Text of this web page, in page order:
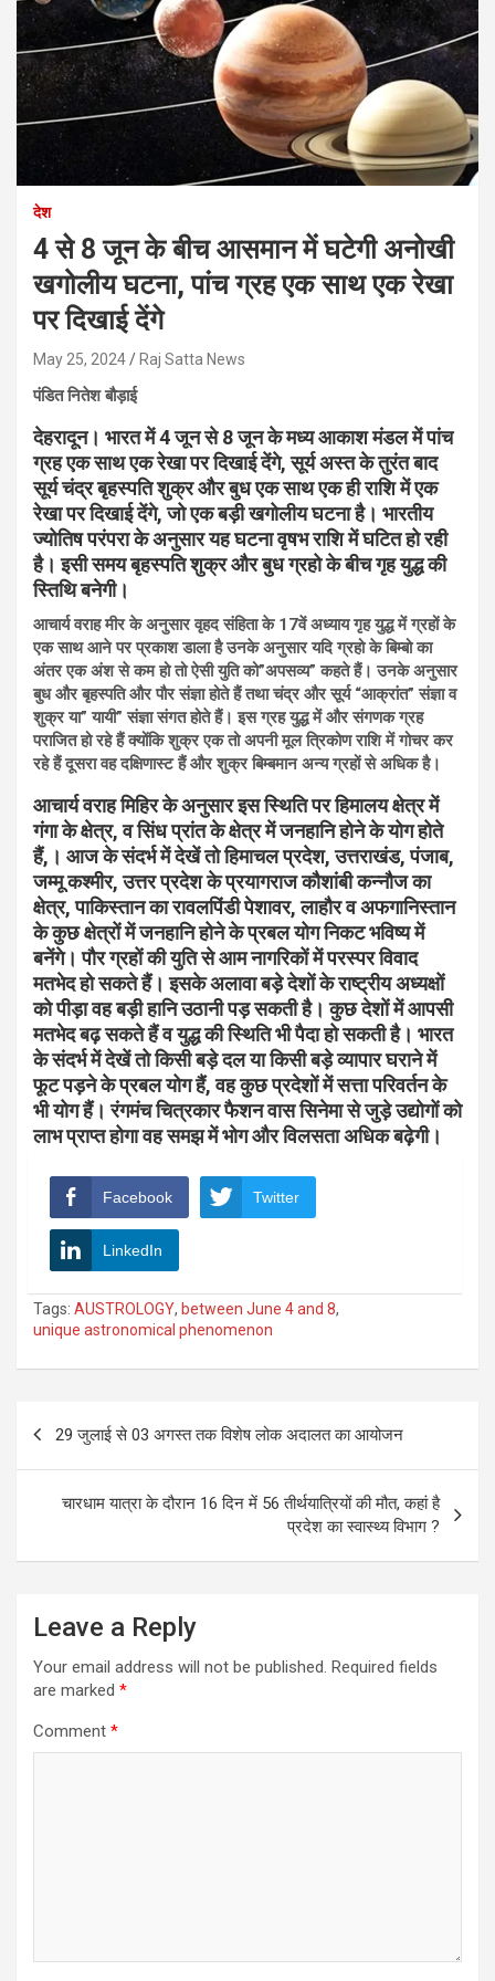
देश
4 से 8 जून के बीच आसमान में घटेगी अनोखी
खगोलीय घटना, पांच ग्रह एक साथ एक रेखा
पर दिखाई देंगे
May 25, 2024 Raj Satta News
पंडित नितेश बौड़ाई
देहरादून। भारत में 4 जून से 8 जून के मध्य आकाश मंडल में पांच
ग्रह एक साथ एक रेखा पर दिखाई देंगे, सूर्य अस्त के तुरंत बाद
सूर्य चंद्र बृहस्पति शुक्र और बुध एक साथ एक ही राशि में एक
रेखा पर दिखाई देंगे, जो एक बड़ी खगोलीय घटना है। भारतीय
ज्योतिष परंपरा के अनुसार यह घटना वृषभ राशि में घटित हो रही
है। इसी समय बृहस्पति शुक्र और बुध ग्रहो के बीच गृह युद्ध की
स्तिथि बनेगी।
आचार्य वराह मीर के अनुसार वृहद संहिता के 17वें अध्याय गृह युद्ध में ग्रहों के
एक साथ आने पर प्रकाश डाला है उनके अनुसार यदि ग्रहो के बिम्बो का
अंतर एक अंश से कम हो तो ऐसी युति को”अपसव्य” कहते हैं। उनके अनुसार
बुध और बृहस्पति और पौर संज्ञा होते हैं तथा चंद्र और सूर्य “आक्रांत” संज्ञा व
शुक्र या” यायी” संज्ञा संगत होते हैं। इस ग्रह युद्ध में और संगणक ग्रह
पराजित हो रहे हैं क्योंकि शुक्र एक तो अपनी मूल त्रिकोण राशि में गोचर कर
रहे हैं दूसरा वह दक्षिणास्ट हैं और शुक्र बिम्बमान अन्य ग्रहों से अधिक है।
आचार्य वराह मिहिर के अनुसार इस स्थिति पर हिमालय क्षेत्र में
गंगा के क्षेत्र, व सिंध प्रांत के क्षेत्र में जनहानि होने के योग होते
हैं,। आज के संदर्भ में देखें तो हिमाचल प्रदेश, उत्तराखंड, पंजाब,
जम्मू कश्मीर, उत्तर प्रदेश के प्रयागराज कौशांबी कन्नौज का
क्षेत्र, पाकिस्तान का रावलपिंडी पेशावर, लाहौर व अफगानिस्तान
के कुछ क्षेत्रों में जनहानि होने के प्रबल योग निकट भविष्य में
बनेंगे। पौर ग्रहों की युति से आम नागरिकों में परस्पर विवाद
मतभेद हो सकते हैं। इसके अलावा बड़े देशों के राष्ट्रीय अध्यक्षों
को पीड़ा वह बड़ी हानि उठानी पड़ सकती है। कुछ देशों में आपसी
मतभेद बढ़ सकते हैं व युद्ध की स्थिति भी पैदा हो सकती है। भारत
के संदर्भ में देखें तो किसी बड़े दल या किसी बड़े व्यापार घराने में
फूट पड़ने के प्रबल योग हैं, वह कुछ प्रदेशों में सत्ता परिवर्तन के
भी योग हैं। रंगमंच चित्रकार फैशन वास सिनेमा से जुड़े उद्योगों को
लाभ प्राप्त होगा वह समझ में भोग और विलसता अधिक बढ़ेगी।
Facebook Twitter
LinkedIn
Tags: AUSTROLOGY, between June 4 and 8,
unique astronomical phenomenon
navigation
29 जुलाई से 03 अगस्त तक विशेष लोक अदालत का आयोजन
चारधाम यात्रा के दौरान 16 दिन में 56 तीर्थयात्रियों की मौत, कहां है
प्रदेश का स्‍वास्‍थ्‍य विभाग ?
Leave a Reply
Your email address will not be published. Required fields
are marked *
Comment *